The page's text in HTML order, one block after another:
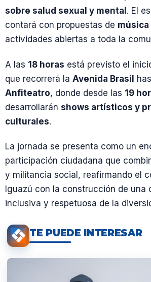
sobre salud sexual y mental . El
contará con propuestas de
actividades abiertas a toda la
A las 18 horas está previsto el
que recorrerá la Avenida Brasil
Anfiteatro, donde desde las 19
desarrollarán shows artísticos y
culturales.
La jornada se presenta como un
participación ciudadana que
y militancia social, reafirmando el
Iguazú con la construcción de una
inclusiva y respetuosa de la
TE PUEDE INTERESAR